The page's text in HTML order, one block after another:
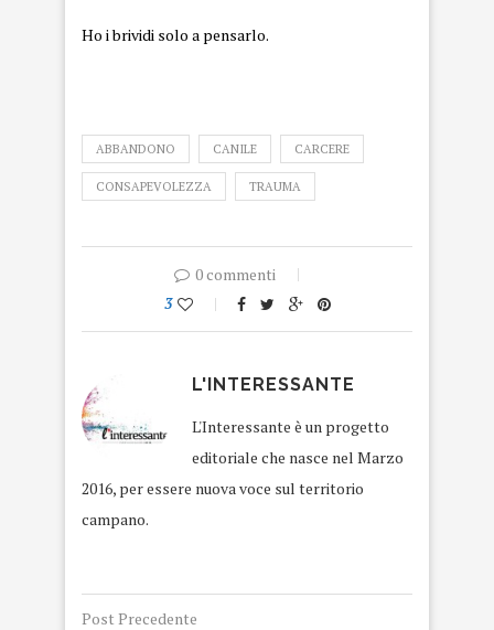
Ho i brividi solo a pensarlo.
ABBANDONO CANILE CARCERE
CONSAPEVOLEZZA TRAUMA
0 commenti
3
L'INTERESSANTE
L'Interessante è un progetto
editoriale che nasce nel Marzo
2016, per essere nuova voce sul territorio
campano.
Post Precedente